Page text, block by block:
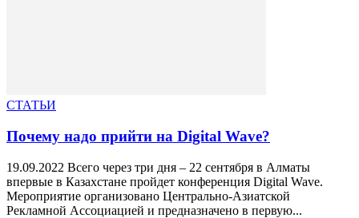
СТАТЬИ
Почему надо прийти на Digital Wave?
19.09.2022 Всего через три дня – 22 сентября в Алматы
впервые в Казахстане пройдет конференция Digital Wave.
Мероприятие организовано Центрально-Азиатской
Рекламной Ассоциацией и предназначено в первую...